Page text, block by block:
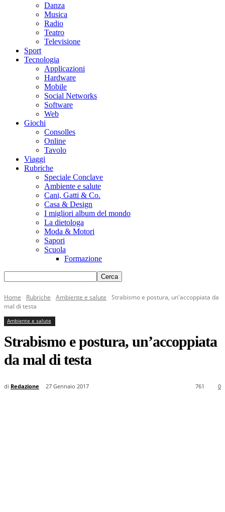
Danza
Musica
Radio
Teatro
Televisione
Sport
Tecnologia
Applicazioni
Hardware
Mobile
Social Networks
Software
Web
Giochi
Consolles
Online
Tavolo
Viaggi
Rubriche
Speciale Conclave
Ambiente e salute
Cani, Gatti & Co.
Casa & Design
I migliori album del mondo
La dietologa
Moda & Motori
Sapori
Scuola
Formazione
Home Rubriche Ambiente e salute
Strabismo e postura, un'accoppiata da
mal di testa
Ambiente e salute
Strabismo e postura, un’accoppiata
da mal di testa
di Redazione 27 Gennaio 2017 0
761